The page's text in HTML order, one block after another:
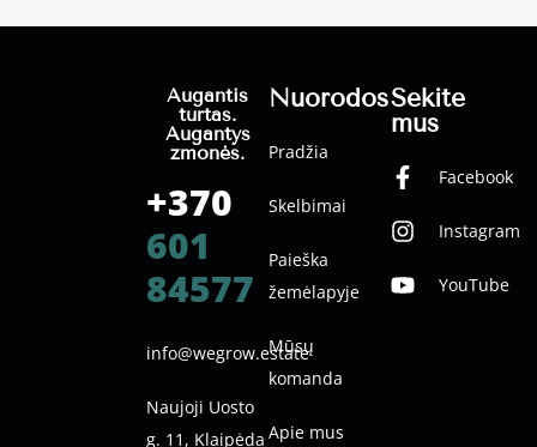
Nuorodos
Pradžia
Skelbimai
Paieška
žemėlapyje
Mūsų
komanda
Apie mus
Sekite
mus
Facebook
Instagram
YouTube
Augantis
turtas.
Augantys
žmonės.
+370
601
84577
info@wegrow.estate
Naujoji Uosto
g. 11, Klaipėda